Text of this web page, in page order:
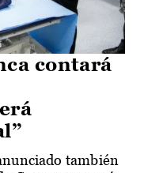
contará
también